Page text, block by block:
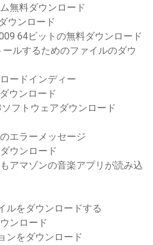
無料ダウンロード
ウンロード
64ビットの無料ダウンロード
ルするためのファイルのダウ
ードインディー
ウンロード
フトウェアダウンロード
エラーメッセージ
ウンロード
アマゾンの音楽アプリが読み込
ルをダウンロードする
ンロード
ンをダウンロード